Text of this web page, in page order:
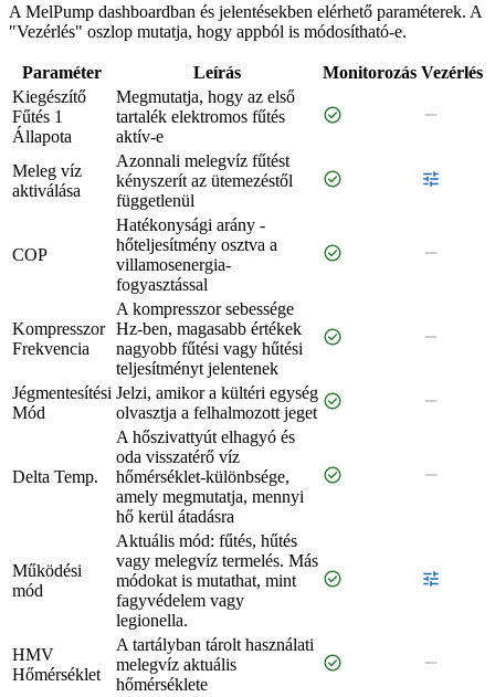
A MelPump dashboardban és jelentésekben elérhető paraméterek. A
"Vezérlés" oszlop mutatja, hogy appból is módosítható-e.
Paraméter Leírás Monitorozás Vezérlés
Kiegészítő
Fűtés 1
Állapota
Megmutatja, hogy az első
tartalék elektromos fűtés
aktív-e
check_circle remove
Meleg víz
aktiválása
Azonnali melegvíz fűtést
kényszerít az ütemezéstől
függetlenül
check_circle tune
COP
Hatékonysági arány -
hőteljesítmény osztva a
villamosenergia-
fogyasztással
check_circle remove
Kompresszor
Frekvencia
A kompresszor sebessége
Hz-ben, magasabb értékek
nagyobb fűtési vagy hűtési
teljesítményt jelentenek
check_circle remove
Jégmentesítési
Mód
Jelzi, amikor a kültéri egység
olvasztja a felhalmozott jeget check_circle remove
Delta Temp.
A hőszivattyút elhagyó és
oda visszatérő víz
hőmérséklet-különbsége,
amely megmutatja, mennyi
hő kerül átadásra
check_circle remove
Működési
mód
Aktuális mód: fűtés, hűtés
vagy melegvíz termelés. Más
módokat is mutathat, mint
fagyvédelem vagy
legionella.
check_circle tune
HMV
Hőmérséklet
A tartályban tárolt használati
melegvíz aktuális
hőmérséklete
check_circle remove